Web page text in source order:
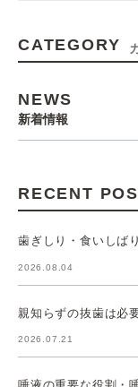
CATEGORY
NEWS
新着情報
RECENT
歯ぎしり・食いしば
2026.08.04
親知らずの抜歯は必
2026.07.21